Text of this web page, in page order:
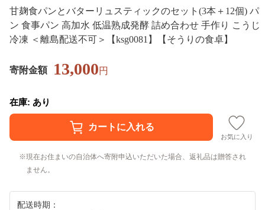
甘麹食パンとバターリュスティックのセット(3本＋12個) パ
ン 食事パン 高加水 低温熟成発酵 詰め合わせ 手作り こうじ
冷凍 ＜離島配送不可＞【ksg0081】【そうりの食卓】
寄附金額 13,000円
在庫: あり
お気に入り
現在お住まいの自治体へ寄附申込いただいた場合、返礼品は贈答され
ません。
配送時期：